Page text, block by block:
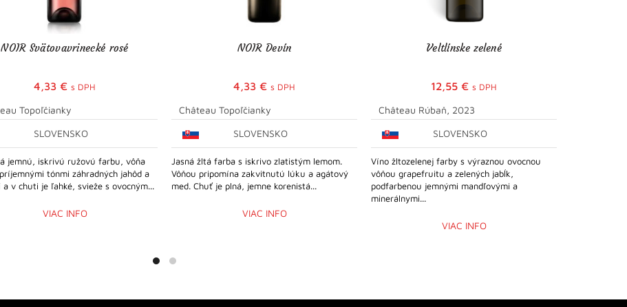
NOIR Svätovavrinecké rosé
4,33 € s DPH
Topoľčianky
SLOVENSKO
jemnú, iskrivú ružovú farbu, vôňa
tónmi záhradných jahôd a
a v chuti je ľahké, svieže s ovocným...
VIAC INFO
NOIR Devín
4,33 € s DPH
Château Topoľčianky
SLOVENSKO
Jasná žltá farba s iskrivo zlatistým lemom.
Vôňou pripomína zakvitnutú lúku a agátový
med. Chuť je plná, jemne korenistá...
VIAC INFO
Veltlínske zelené
12,55 € s DPH
Château Rúbaň, 2023
SLOVENSKO
Víno žltozelenej farby s výraznou ovocnou
vôňou grapefruitu a zelených jabĺk,
podfarbenou jemnými mandľovými a
minerálnymi...
VIAC INFO